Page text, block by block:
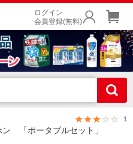
ログイン
会員登録(無料)
1
ン 「ポータブルセット」